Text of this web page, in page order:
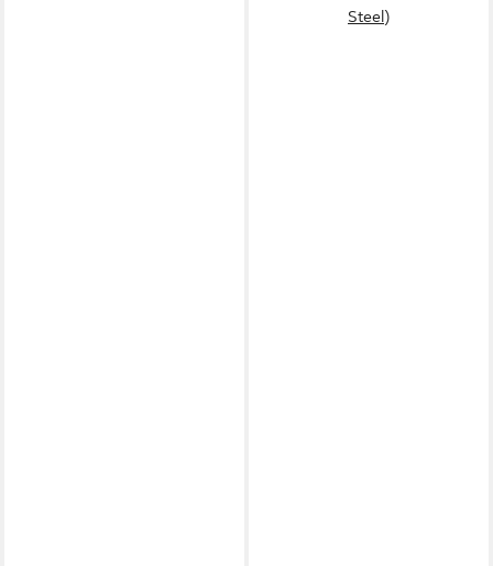
Steel)